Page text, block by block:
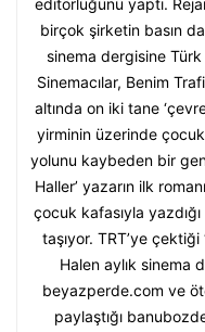
editörlüğünü yaptı.
birçok şirketin basın
sinema dergisine Türk
Sinemacılar, Benim
altında on iki tane
yirminin üzerinde
yolunu kaybeden bir genç
Haller’ yazarın ilk
çocuk kafasıyla
taşıyor. TRT’ye çektiği
Halen aylık sinema
beyazperde.com ve
paylaştığı